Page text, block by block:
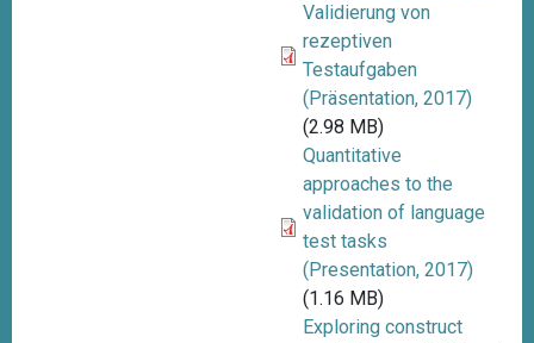
Validierung von
rezeptiven
Testaufgaben
(Präsentation, 2017)
(2.98 MB)
Quantitative
approaches to the
validation of language
test tasks
(Presentation, 2017)
(1.16 MB)
Exploring construct